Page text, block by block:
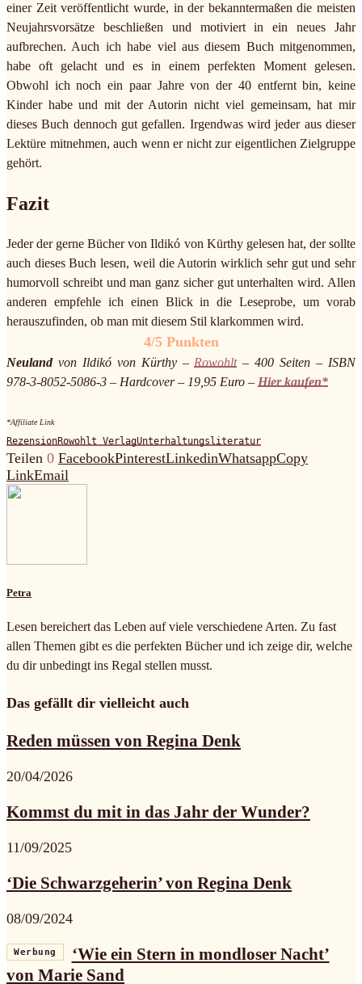
einer Zeit veröffentlicht wurde, in der bekanntermaßen die meisten
Neujahrsvorsätze beschließen und motiviert in ein neues Jahr
aufbrechen. Auch ich habe viel aus diesem Buch mitgenommen,
habe oft gelacht und es in einem perfekten Moment gelesen.
Obwohl ich noch ein paar Jahre von der 40 entfernt bin, keine
Kinder habe und mit der Autorin nicht viel gemeinsam, hat mir
dieses Buch dennoch gut gefallen. Irgendwas wird jeder aus dieser
Lektüre mitnehmen, auch wenn er nicht zur eigentlichen Zielgruppe
gehört.
Fazit
Jeder der gerne Bücher von Ildikó von Kürthy gelesen hat, der sollte
auch dieses Buch lesen, weil die Autorin wirklich sehr gut und sehr
humorvoll schreibt und man ganz sicher gut unterhalten wird. Allen
anderen empfehle ich einen Blick in die Leseprobe, um vorab
herauszufinden, ob man mit diesem Stil klarkommen wird.
4/5 Punkten
Neulandvon Ildikó von Kürthy – Rowohlt– 400 Seiten – ISBN
978-3-8052-5086-3 – Hardcover – 19,95 Euro – Hier kaufen*
*Affiliate Link
RezensionRowohlt VerlagUnterhaltungsliteratur
Teilen 0 FacebookPinterestLinkedinWhatsappCopy
LinkEmail
Petra
Lesen bereichert das Leben auf viele verschiedene Arten. Zu fast
allen Themen gibt es die perfekten Bücher und ich zeige dir, welche
du dir unbedingt ins Regal stellen musst.
Das gefällt dir vielleicht auch
Reden müssen von Regina Denk
20/04/2026
Kommst du mit in das Jahr der Wunder?
11/09/2025
‘Die Schwarzgeherin’ von Regina Denk
08/09/2024
Werbung
‘Wie ein Stern in mondloser Nacht’
von Marie Sand